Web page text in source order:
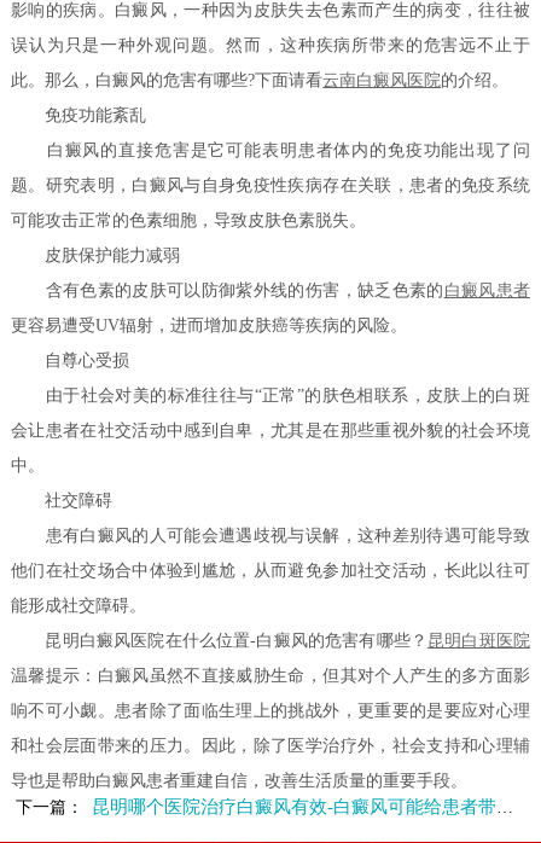
影响的疾病。白癜风，一种因为皮肤失去色素而产生的病变，往往被
误认为只是一种外观问题。然而，这种疾病所带来的危害远不止于
此。那么，白癜风的危害有哪些?下面请看云南白癜风医院的介绍。
免疫功能紊乱
白癜风的直接危害是它可能表明患者体内的免疫功能出现了问
题。研究表明，白癜风与自身免疫性疾病存在关联，患者的免疫系统
可能攻击正常的色素细胞，导致皮肤色素脱失。
皮肤保护能力减弱
含有色素的皮肤可以防御紫外线的伤害，缺乏色素的 白癜风患者
更容易遭受UV辐射，进而增加皮肤癌等疾病的风险。
自尊心受损
由于社会对美的标准往往与“正常”的肤色相联系，皮肤上的白斑
会让患者在社交活动中感到自卑，尤其是在那些重视外貌的社会环境
中。
社交障碍
患有白癜风的人可能会遭遇歧视与误解，这种差别待遇可能导致
他们在社交场合中体验到尴尬，从而避免参加社交活动，长此以往可
能形成社交障碍。
昆明白癜风医院在什么位置-白癜风的危害有哪些？ 昆明白斑医院
温馨提示：白癜风虽然不直接威胁生命，但其对个人产生的多方面影
响不可小觑。患者除了面临生理上的挑战外，更重要的是要应对心理
和社会层面带来的压力。因此，除了医学治疗外，社会支持和心理辅
导也是帮助白癜风患者重建自信，改善生活质量的重要手段。
下一篇：
昆明哪个医院治疗白癜风有效-白癜风可能给患者带来哪些危害呢